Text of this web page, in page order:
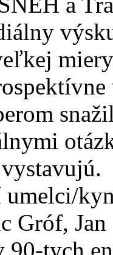
miery
umelci/
Gróf,